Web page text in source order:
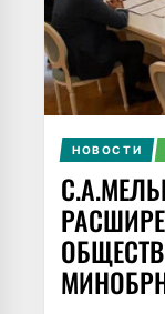
НОВОСТИ